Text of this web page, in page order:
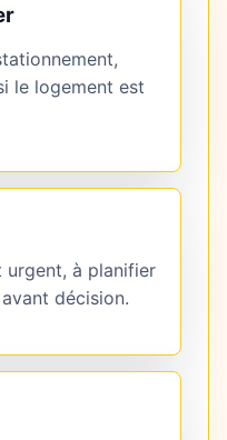
le logement est
urgent, à planifier
décision.